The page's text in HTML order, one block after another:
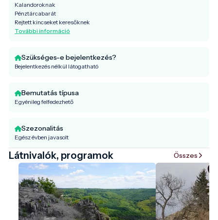
Kalandoroknak
Pénztárcabarát
Rejtett kincseket keresőknek
További információ
Szükséges-e bejelentkezés?
Bejelentkezés nélkül látogatható
Bemutatás típusa
Egyénileg felfedezhető
Szezonalitás
Egész évben javasolt
Látnivalók, programok Összes